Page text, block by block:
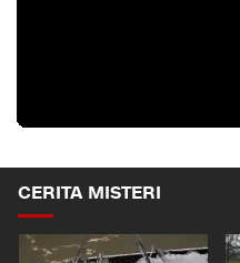
CERITA MISTERI